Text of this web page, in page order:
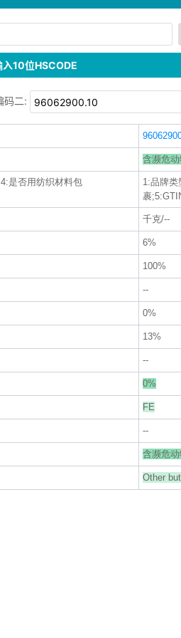
10位HSCODE
码二:
含濒危
是否用纺织材料包
1:品牌
裹
千克/--
6%
100%
--
0%
13%
--
0%
FE
--
含濒危
Other